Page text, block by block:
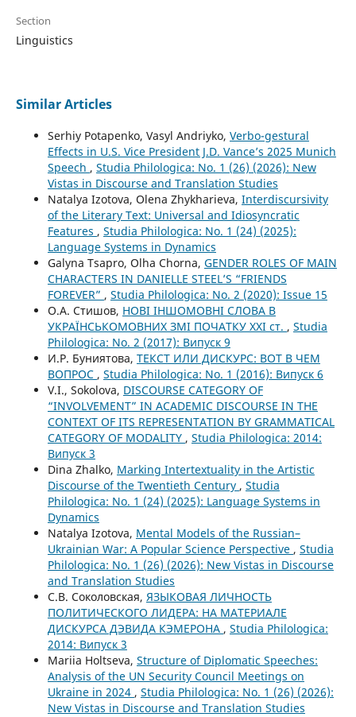
Section
Linguistics
Similar Articles
Serhiy Potapenko, Vasyl Andriyko, Verbo-gestural
Effects in U.S. Vice President J.D. Vance’s 2025 Munich
Speech , Studia Philologica: No. 1 (26) (2026): New
Vistas in Discourse and Translation Studies
Natalya Izotova, Olena Zhykharieva, Interdiscursivity
of the Literary Text: Universal and Idiosyncratic
Features , Studia Philologica: No. 1 (24) (2025):
Language Systems in Dynamics
Galyna Tsapro, Olha Chorna, GENDER ROLES OF MAIN
CHARACTERS IN DANIELLE STEEL’S “FRIENDS
FOREVER” , Studia Philologica: No. 2 (2020): Issue 15
О.А. Стишов, НОВІ ІНШОМОВНІ СЛОВА В
УКРАЇНСЬКОМОВНИХ ЗМІ ПОЧАТКУ ХХІ ст. , Studia
Philologica: No. 2 (2017): Випуск 9
И.Р. Буниятова, ТЕКСТ ИЛИ ДИСКУРС: ВОТ В ЧЕМ
ВОПРОС , Studia Philologica: No. 1 (2016): Випуск 6
V.I., Sokolova, DISCOURSE CATEGORY OF
“INVOLVEMENT” IN ACADEMIC DISCOURSE IN THE
CONTEXT OF ITS REPRESENTATION BY GRAMMATICAL
CATEGORY OF MODALITY , Studia Philologica: 2014:
Випуск 3
Dina Zhalko, Marking Intertextuality in the Artistic
Discourse of the Twentieth Century , Studia
Philologica: No. 1 (24) (2025): Language Systems in
Dynamics
Natalya Izotova, Mental Models of the Russian–
Ukrainian War: A Popular Science Perspective , Studia
Philologica: No. 1 (26) (2026): New Vistas in Discourse
and Translation Studies
С.В. Соколовская, ЯЗЫКОВАЯ ЛИЧНОСТЬ
ПОЛИТИЧЕСКОГО ЛИДЕРА: НА МАТЕРИАЛЕ
ДИСКУРСА ДЭВИДА КЭМЕРОНА , Studia Philologica:
2014: Випуск 3
Mariia Holtseva, Structure of Diplomatic Speeches:
Analysis of the UN Security Council Meetings on
Ukraine in 2024 , Studia Philologica: No. 1 (26) (2026):
New Vistas in Discourse and Translation Studies